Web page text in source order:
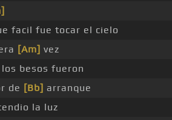
facil fue tocar el cielo
[Am] vez
los besos fueron
de [Bb] arranque
la luz